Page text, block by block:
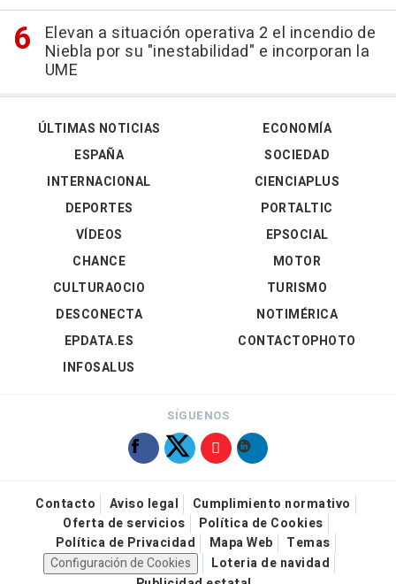
Elevan a situación operativa 2 el incendio de
Niebla por su "inestabilidad" e incorporan la
UME
ÚLTIMAS NOTICIAS
ESPAÑA
INTERNACIONAL
DEPORTES
VÍDEOS
ECONOMÍA
SOCIEDAD
CIENCIAPLUS
PORTALTIC
EPSOCIAL
CHANCE
CULTURAOCIO
DESCONECTA
EPDATA.ES
INFOSALUS
MOTOR
TURISMO
NOTIMÉRICA
CONTACTOPHOTO
SÍGUENOS
Contacto Aviso legal
Cumplimiento normativo
Oferta de servicios
Política de Cookies
Política de Privacidad
Mapa Web
Temas
Configuración de Cookies
Loteria de navidad